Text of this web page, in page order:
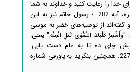
خدا را رعایت کنید و خداوند به شما
علم می‌دهد: سوره بقره، آیه 282. ؛ رسول خاتم نیز به این
و گفته‌اند از توصیه‌های خضر به موسی
قَلْبَكَ التَّقْوَى تَنَلِ الْعِلْمَ" یعنی:
جاى ده تا به علم دست یابى:
بحارالانوار، ج 1‏، ص 227. همچنین بنگرید به پاورقی شماره